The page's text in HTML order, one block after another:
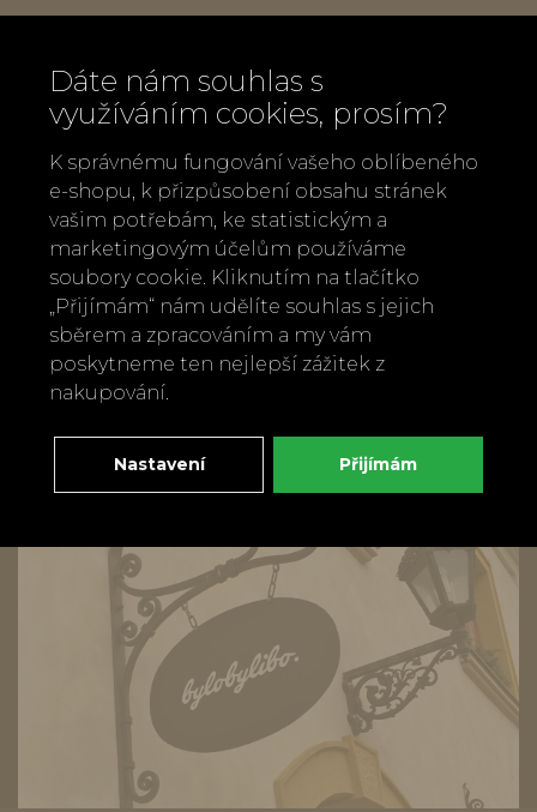
Velikost: 33x33 cm
Materiál: patchwork, velmi jemné
materiály
Výplň: polyesterová vata
Splňuje atesty hračka 0 +
Pratelné ručně na 30°C
Zpět Doporučit
Dáte nám souhlas s
využíváním cookies, prosím?
K správnému fungování vašeho oblíbeného
e-shopu, k přizpůsobení obsahu stránek
vašim potřebám, ke statistickým a
marketingovým účelům používáme
soubory cookie. Kliknutím na tlačítko
„Přijímám“ nám udělíte souhlas s jejich
sběrem a zpracováním a my vám
poskytneme ten nejlepší zážitek z
nakupování.
Nastavení Přijímám